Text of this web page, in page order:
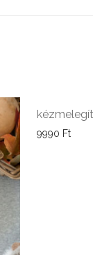
9990 Ft